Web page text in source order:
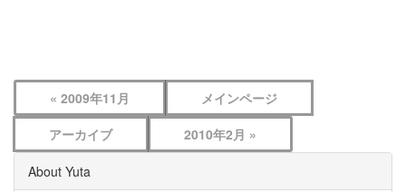
« 2009年11月
メインページ
アーカイブ
2010年2月 »
About Yuta